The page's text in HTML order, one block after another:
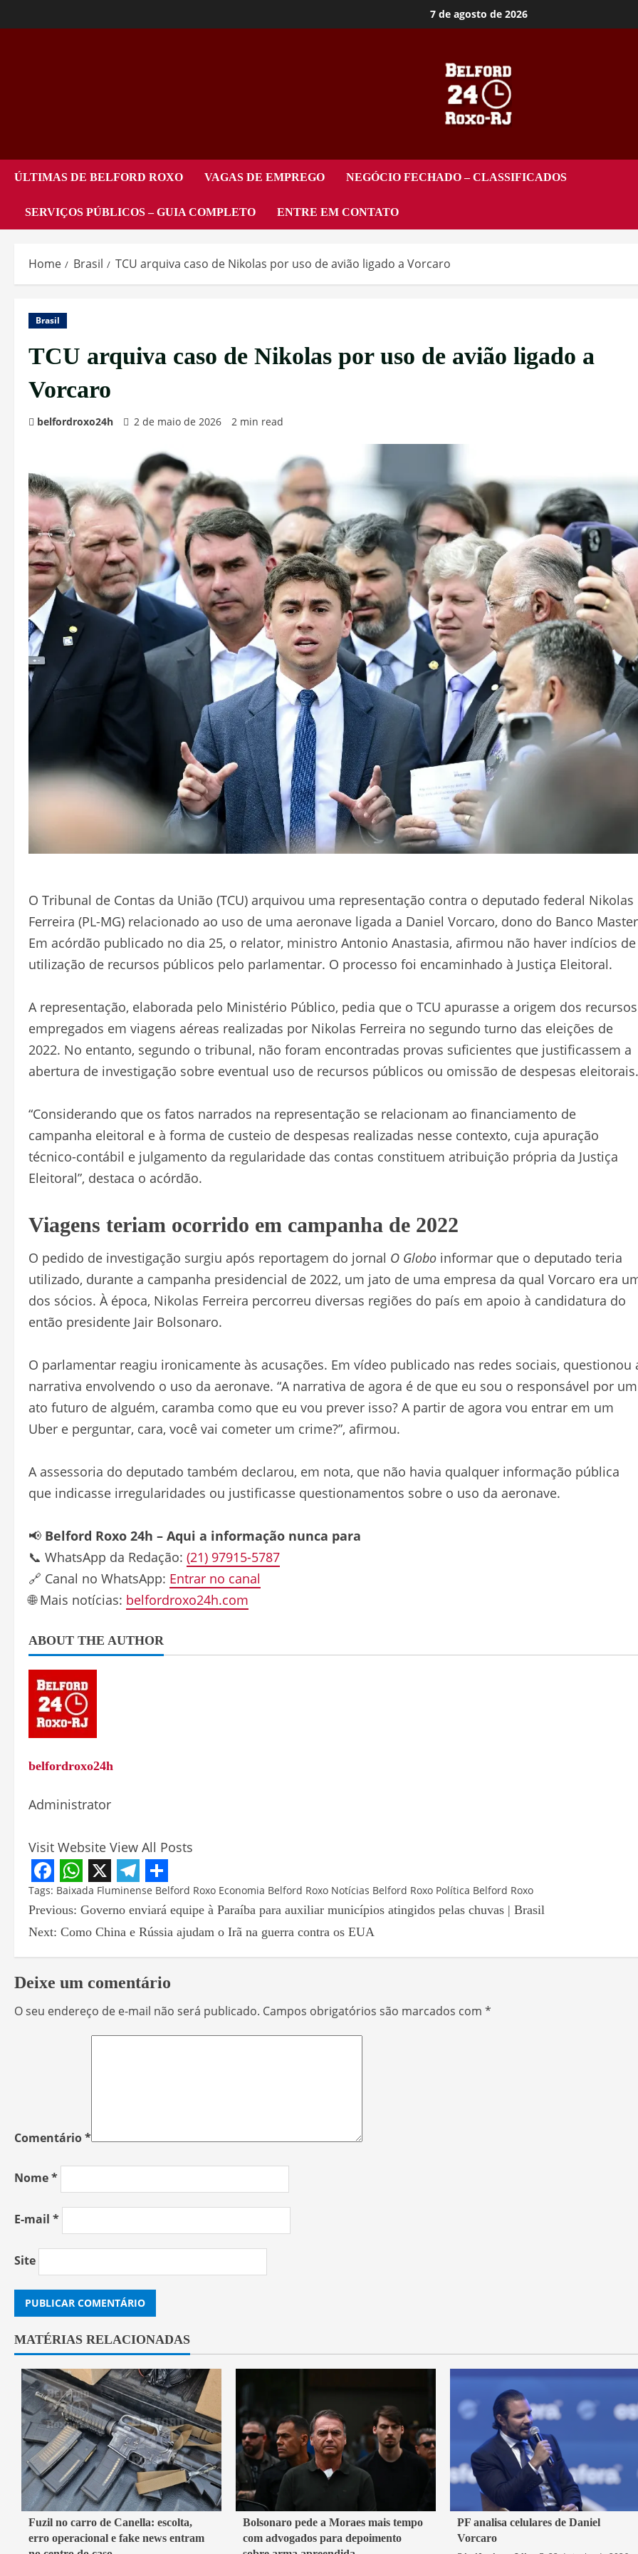
7 de agosto de 2026
ÚLTIMAS DE BELFORD ROXO VAGAS DE EMPREGO NEGÓCIO FECHADO – CLASSIFICADOS
SERVIÇOS PÚBLICOS – GUIA COMPLETO ENTRE EM CONTATO
Home Brasil TCU arquiva caso de Nikolas por uso de avião ligado a Vorcaro
Brasil
TCU arquiva caso de Nikolas por uso de avião ligado a
Vorcaro
belfordroxo24h 2 de maio de 2026 2 min read
O Tribunal de Contas da União (TCU) arquivou uma representação contra o deputado federal Nikolas
Ferreira (PL-MG) relacionado ao uso de uma aeronave ligada a Daniel Vorcaro, dono do Banco
Em acórdão publicado no dia 25, o relator, ministro Antonio Anastasia, afirmou não haver indícios de
utilização de recursos públicos pelo parlamentar. O processo foi encaminhado à Justiça Eleitoral.
A representação, elaborada pelo Ministério Público, pedia que o TCU apurasse a origem dos recursos
empregados em viagens aéreas realizadas por Nikolas Ferreira no segundo turno das eleições de
2022. No entanto, segundo o tribunal, não foram encontradas provas suficientes que justificassem a
abertura de investigação sobre eventual uso de recursos públicos ou omissão de despesas eleitorais.
“Considerando que os fatos narrados na representação se relacionam ao financiamento de
campanha eleitoral e à forma de custeio de despesas realizadas nesse contexto, cuja apuração
técnico-contábil e julgamento da regularidade das contas constituem atribuição própria da Justiça
Eleitoral”, destaca o acórdão.
Viagens teriam ocorrido em campanha de 2022
O pedido de investigação surgiu após reportagem do jornal O Globo informar que o deputado teria
utilizado, durante a campanha presidencial de 2022, um jato de uma empresa da qual Vorcaro era
dos sócios. À época, Nikolas Ferreira percorreu diversas regiões do país em apoio à candidatura do
então presidente Jair Bolsonaro.
O parlamentar reagiu ironicamente às acusações. Em vídeo publicado nas redes sociais, questionou
narrativa envolvendo o uso da aeronave. “A narrativa de agora é de que eu sou o responsável por um
ato futuro de alguém, caramba como que eu vou prever isso? A partir de agora vou entrar em um
Uber e perguntar, cara, você vai cometer um crime?”, afirmou.
A assessoria do deputado também declarou, em nota, que não havia qualquer informação pública
que indicasse irregularidades ou justificasse questionamentos sobre o uso da aeronave.
📢 Belford Roxo 24h – Aqui a informação nunca para
📞 WhatsApp da Redação: (21) 97915-5787
🔗 Canal no WhatsApp: Entrar no canal
🌐 Mais notícias: belfordroxo24h.com
ABOUT THE AUTHOR
belfordroxo24h
Administrator
Visit Website View All Posts
Facebook
WhatsApp
X Telegram
Share
Tags: Baixada Fluminense Belford Roxo Economia Belford Roxo Notícias Belford Roxo Política Belford Roxo
Previous: Governo enviará equipe à Paraíba para auxiliar municípios atingidos pelas chuvas | Brasil
Next: Como China e Rússia ajudam o Irã na guerra contra os EUA
Deixe um comentário
O seu endereço de e-mail não será publicado. Campos obrigatórios são marcados com *
Comentário*
Nome*
E-mail *
Site
MATÉRIAS RELACIONADAS
7 min read
Belford Roxo
Brasil Política
Fuzil no carro de Canella: escolta,
erro operacional e fake news entram
3 min read
Brasil
Bolsonaro pede a Moraes mais tempo
com advogados para depoimento
3 min read
Brasil
PF analisa celulares de Daniel
Vorcaro